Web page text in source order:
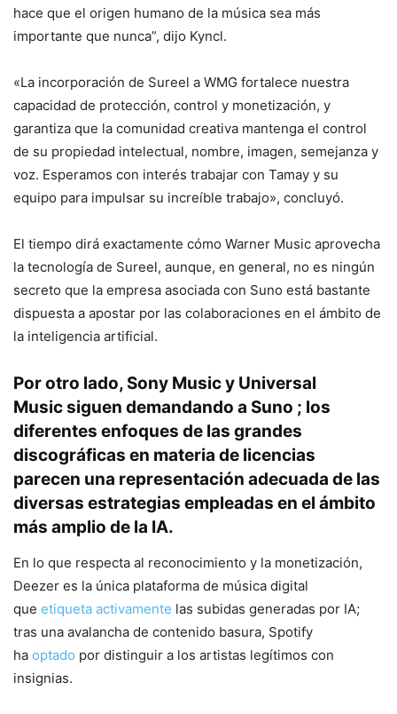
hace que el origen humano de la música sea más
importante que nunca”, dijo Kyncl.
«La incorporación de Sureel a WMG fortalece nuestra
capacidad de protección, control y monetización, y
garantiza que la comunidad creativa mantenga el control
de su propiedad intelectual, nombre, imagen, semejanza y
voz. Esperamos con interés trabajar con Tamay y su
equipo para impulsar su increíble trabajo», concluyó.
El tiempo dirá exactamente cómo Warner Music aprovecha
la tecnología de Sureel, aunque, en general, no es ningún
secreto que la empresa asociada con Suno está bastante
dispuesta a apostar por las colaboraciones en el ámbito de
la inteligencia artificial.
Por otro lado, Sony Music y Universal
Musicsiguen demandando a Suno ; los
diferentes enfoques de las grandes
discográficas en materia de licencias
parecen una representación adecuada de las
diversas estrategias empleadas en el ámbito
más amplio de la IA.
En lo que respecta al reconocimiento y la monetización,
Deezer es la única plataforma de música digital
que etiqueta activamente las subidas generadas por IA;
tras una avalancha de contenido basura, Spotify
ha optado por distinguir a los artistas legítimos con
insignias.